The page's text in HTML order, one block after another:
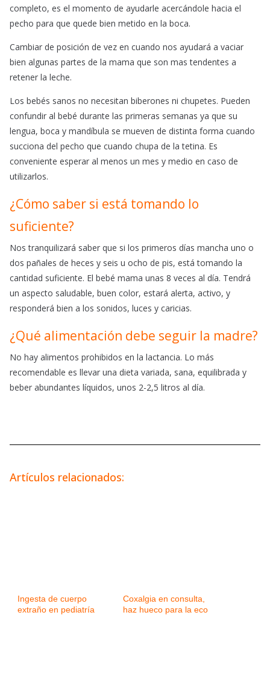
completo, es el momento de ayudarle acercándole hacia el
pecho para que quede bien metido en la boca.
Cambiar de posición de vez en cuando nos ayudará a vaciar
bien algunas partes de la mama que son mas tendentes a
retener la leche.
Los bebés sanos no necesitan biberones ni chupetes. Pueden
confundir al bebé durante las primeras semanas ya que su
lengua, boca y mandíbula se mueven de distinta forma cuando
succiona del pecho que cuando chupa de la tetina. Es
conveniente esperar al menos un mes y medio en caso de
utilizarlos.
¿Cómo saber si está tomando lo
suficiente?
Nos tranquilizará saber que si los primeros días mancha uno o
dos pañales de heces y seis u ocho de pis, está tomando la
cantidad suficiente. El bebé mama unas 8 veces al día. Tendrá
un aspecto saludable, buen color, estará alerta, activo, y
responderá bien a los sonidos, luces y caricias.
¿Qué alimentación debe seguir la madre?
No hay alimentos prohibidos en la lactancia. Lo más
recomendable es llevar una dieta variada, sana, equilibrada y
beber abundantes líquidos, unos 2-2,5 litros al día.
Artículos relacionados:
Ingesta de cuerpo
extraño en pediatría
Coxalgia en consulta,
haz hueco para la eco